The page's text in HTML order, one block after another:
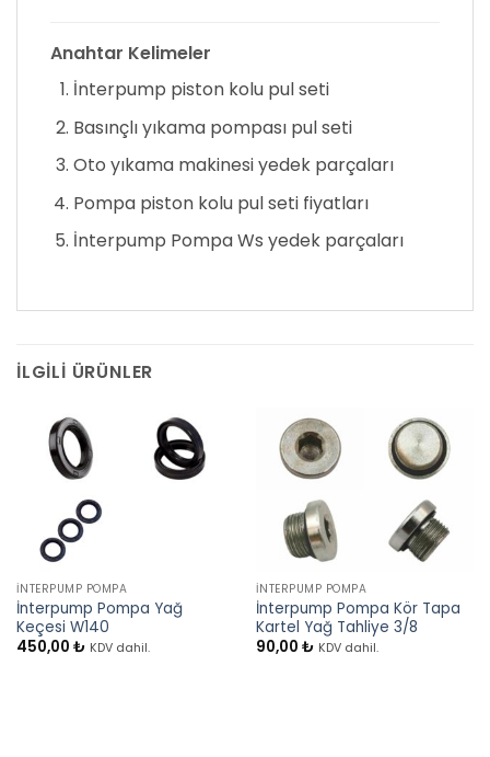
Anahtar Kelimeler
İnterpump piston kolu pul seti
Basınçlı yıkama pompası pul seti
Oto yıkama makinesi yedek parçaları
Pompa piston kolu pul seti fiyatları
İnterpump Pompa Ws yedek parçaları
İLGILI ÜRÜNLER
İNTERPUMP POMPA
İnterpump Pompa Yağ
Keçesi W140
450,00 ₺ KDV dahil.
İNTERPUMP POMPA
İnterpump Pompa Kör Tapa
Kartel Yağ Tahliye 3/8
90,00 ₺ KDV dahil.